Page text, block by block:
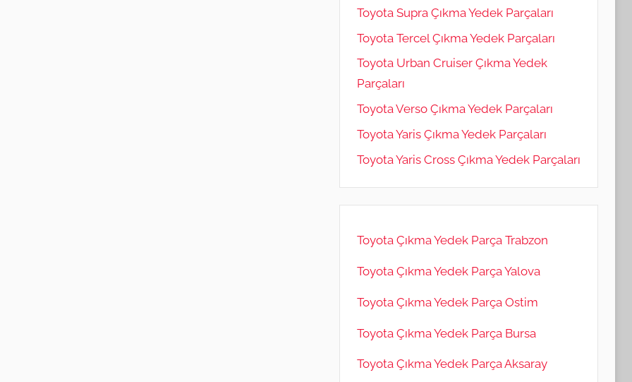
Toyota Supra Çıkma Yedek Parçaları
Toyota Tercel Çıkma Yedek Parçaları
Toyota Urban Cruiser Çıkma Yedek
Parçaları
Toyota Verso Çıkma Yedek Parçaları
Toyota Yaris Çıkma Yedek Parçaları
Toyota Yaris Cross Çıkma Yedek Parçaları
Toyota Çıkma Yedek Parça Trabzon
Toyota Çıkma Yedek Parça Yalova
Toyota Çıkma Yedek Parça Ostim
Toyota Çıkma Yedek Parça Bursa
Toyota Çıkma Yedek Parça Aksaray